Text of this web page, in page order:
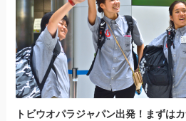
トビウオパラジャパン出発！まずはカ